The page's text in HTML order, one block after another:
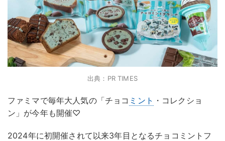
出典：PR TIMES
ファミマで毎年大人気の「チョコ ミント ・コレクショ
ン」が今年も開催♡
2024年に初開催されて以来3年目となるチョコミントフ